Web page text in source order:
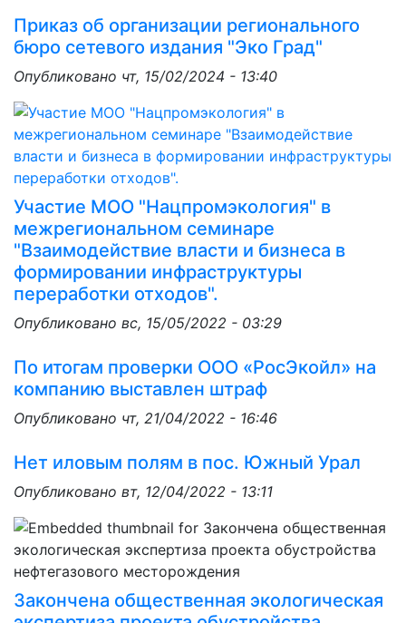
Приказ об организации регионального
бюро сетевого издания "Эко Град"
Опубликовано чт, 15/02/2024 - 13:40
Участие МОО "Нацпромэкология" в
межрегиональном семинаре
"Взаимодействие власти и бизнеса в
формировании инфраструктуры
переработки отходов".
Опубликовано вс, 15/05/2022 - 03:29
По итогам проверки ООО «РосЭкойл» на
компанию выставлен штраф
Опубликовано чт, 21/04/2022 - 16:46
Нет иловым полям в пос. Южный Урал
Опубликовано вт, 12/04/2022 - 13:11
Закончена общественная экологическая